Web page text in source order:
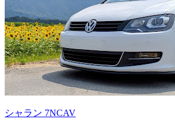
シャラン 7NCAV